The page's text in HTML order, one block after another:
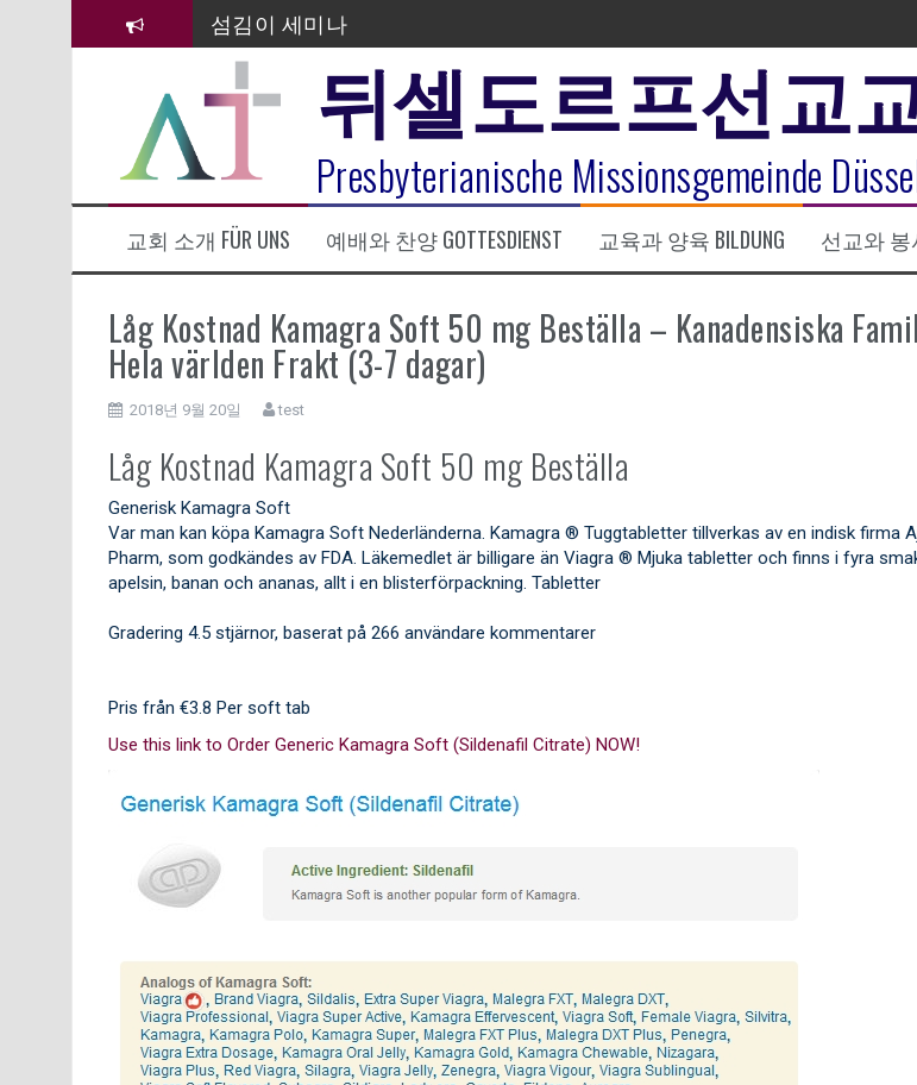
섬김이 세미나
김태희 자매 졸업연주
2023년 어린이 주일 유초등부 발표
라합3 나라 봉헌송
그리스도인의 생활영성 1기 수료식
은퇴사-우선화 권사
뒤셀도르프선교
Presbyterianische Missionsgemeinde
교회 소개 FÜR UNS 예배와 찬양 GOTTESDIENST 교육과 양육 BILDUNG 선교와 봉
Låg Kostnad Kamagra Soft 50 mg Beställa – Kanadensiska
Hela världen Frakt (3-7 dagar)
2018년 9월 20일 test
Låg Kostnad Kamagra Soft 50 mg Beställa
Generisk Kamagra Soft
Var man kan köpa Kamagra Soft Nederländerna. Kamagra ® Tuggtabletter tillverkas av en indisk firma
Pharm, som godkändes av FDA. Läkemedlet är billigare än Viagra ® Mjuka tabletter och finns i fyra
apelsin, banan och ananas, allt i en blisterförpackning. Tabletter
Gradering 4.5stjärnor, baserat på 266 användare kommentarer
Pris från €3.8 Per soft tab
Use this link to Order Generic Kamagra Soft (Sildenafil Citrate) NOW!